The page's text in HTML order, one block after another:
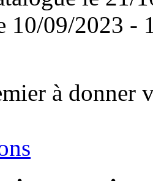
10/09/2023 -
à donner